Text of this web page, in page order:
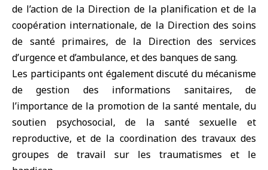
de l’action de la Direction de la planification et de la
coopération internationale, de la Direction des soins
de santé primaires, de la Direction des services
d’urgence et d’ambulance, et des banques de sang.
Les participants ont également discuté du mécanisme
de gestion des informations sanitaires, de
l’importance de la promotion de la santé mentale, du
soutien psychosocial, de la santé sexuelle et
reproductive, et de la coordination des travaux des
groupes de travail sur les traumatismes et le